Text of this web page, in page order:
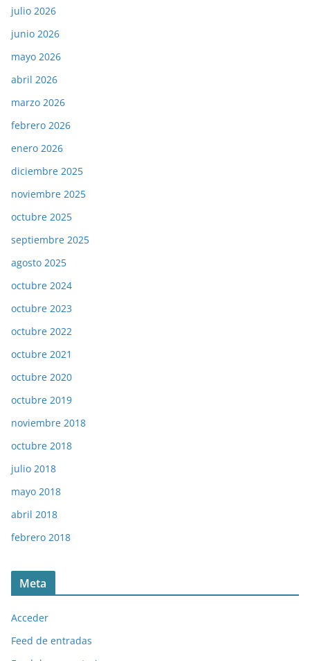
julio 2026
junio 2026
mayo 2026
abril 2026
marzo 2026
febrero 2026
enero 2026
diciembre 2025
noviembre 2025
octubre 2025
septiembre 2025
agosto 2025
octubre 2024
octubre 2023
octubre 2022
octubre 2021
octubre 2020
octubre 2019
noviembre 2018
octubre 2018
julio 2018
mayo 2018
abril 2018
febrero 2018
Meta
Acceder
Feed de entradas